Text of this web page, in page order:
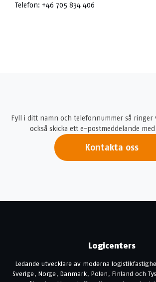
Telefon: +46 705 834 406
Fyll i ditt namn och telefonnummer så ringer
också skicka ett e-postmeddelande
Kontakta oss
Logicenters
Ledande utvecklare av moderna
Sverige, Norge, Danmark, Polen, Finland och